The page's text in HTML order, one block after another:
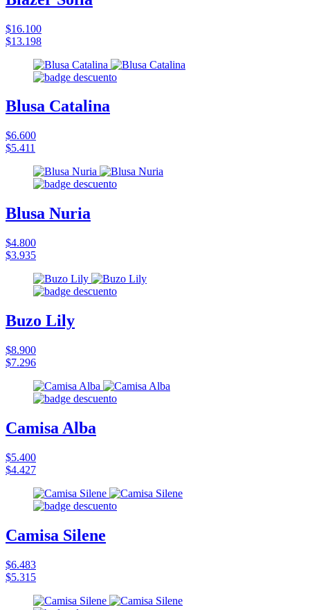
$16.100
$13.198
Blusa Catalina
$6.600
$5.411
Blusa Nuria
$4.800
$3.935
Buzo Lily
$8.900
$7.296
Camisa Alba
$5.400
$4.427
Camisa Silene
$6.483
$5.315